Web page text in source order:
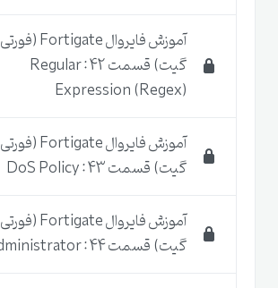
آموزش فایروال Fortigate (فورتی
گیت) قسمت 42 : Regular
Expression (Regex)
آموزش فایروال Fortigate (فورتی
گیت) قسمت 43 : DoS Policy
آموزش فایروال Fortigate (فورتی
گیت) قسمت 44 : Administrator